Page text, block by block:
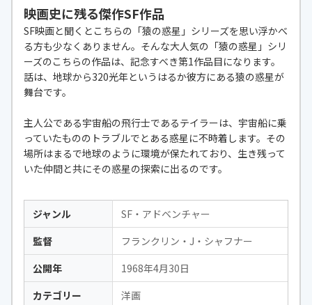
映画史に残る傑作SF作品
SF映画と聞くとこちらの「猿の惑星」シリーズを思い浮かべ
る方も少なくありません。そんな大人気の「猿の惑星」シリ
ーズのこちらの作品は、記念すべき第1作品目になります。
話は、地球から320光年というはるか彼方にある猿の惑星が
舞台です。
主人公である宇宙船の飛行士であるテイラーは、宇宙船に乗
っていたもののトラブルでとある惑星に不時着します。その
場所はまるで地球のように環境が保たれており、生き残って
いた仲間と共にその惑星の探索に出るのです。
ジャンル
SF・アドベンチャー
監督
フランクリン・J・シャフナー
公開年
1968年4月30日
カテゴリー
洋画